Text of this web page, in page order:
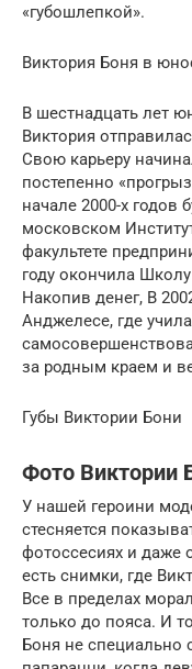
«губошлепкой».
Виктория Боня в
В шестнадцать лет
Виктория
Свою карьеру
постепенно
начале 2000-х годов
московском
факультете
году окончила
Накопив денег, В
Анджелесе, где
за родным краем и
Губы Виктории Бони
Фото Виктории
У нашей героини
стесняется
фотоссесиях и даже
есть снимки, где
Все в пределах
только до пояса. И
Боня не специально